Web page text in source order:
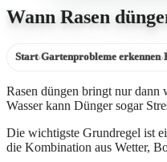
Wann Rasen
Start›Gartenprobleme erkennen›
Rasen düngen bringt nur
Wasser kann Dünger sogar
Die wichtigste Grundregel ist
die Kombination aus Wetter,